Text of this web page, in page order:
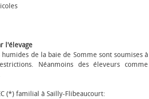
l'élevage
de la baie de Somme sont soumises à
Néanmoins des éleveurs comme
(*) familial à Sailly-Flibeaucourt: